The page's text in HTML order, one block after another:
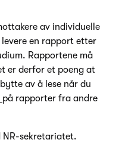
av individuelle
en rapport etter
Rapportene må
er derfor et poeng at
av å lese når du
på rapporter fra andre
NR-sekretariatet.